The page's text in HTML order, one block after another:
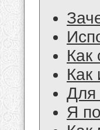
Как
Для
Я